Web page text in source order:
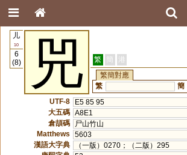
儿
10
6
(8)
兕 繁 簡 港
繁簡對應
繁
簡
UTF-8
E5 85 95
大五碼 A8E1
倉頡碼
尸山竹山
Matthews
5603
漢語大字典
（一版）0270；（二版）295